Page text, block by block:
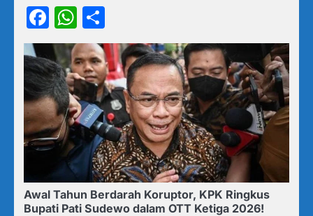
Facebook
WhatsApp
Awal Tahun Berdarah Koruptor, KPK Ringkus
Bupati Pati Sudewo dalam OTT Ketiga 2026!